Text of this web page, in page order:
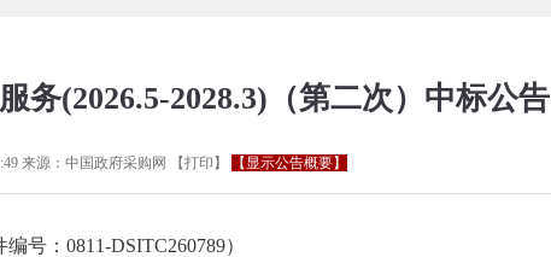
务(2026.5-2028.3)（第二次）中标公告
来源： 中国政府采购网 【打印 】 【显示公告概要】
编号：0811-DSITC260789）